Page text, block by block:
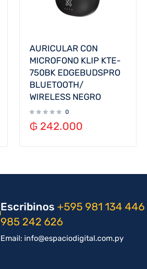
AURICULAR CON
MICROFONO KLIP KTE-
750BK EDGEBUDSPRO
BLUETOOTH/
WIRELESS NEGRO
0
₲ 242.000
Escribinos +595 981 134 446
985 242 626
Email: info@espaciodigital.com.py